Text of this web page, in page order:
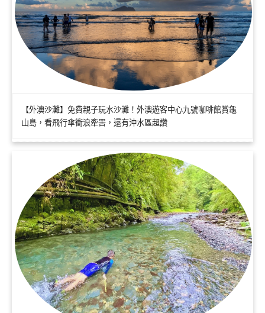
【外澳沙灘】免費親子玩水沙灘！外澳遊客中心九號咖啡館賞龜
山島，看飛行傘衝浪牽罟，還有沖水區超讚